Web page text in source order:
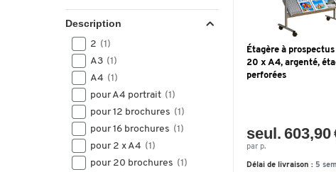
Description
2 (1)
A3 (1)
A4 (1)
pour A4 portrait (1)
pour 12 brochures (1)
pour 16 brochures (1)
pour 2 x A4 (1)
pour 20 brochures (1)
Étagère à
20 x A4, argenté,
perforées
seul. 603,90
par p.
Délai de livraison : 5